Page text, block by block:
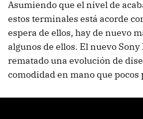
Asumiendo que el nivel de
estos terminales está acorde
espera de ellos, hay de nuevo
algunos de ellos. El nuevo Sony
rematado una evolución de
comodidad en mano que pocos